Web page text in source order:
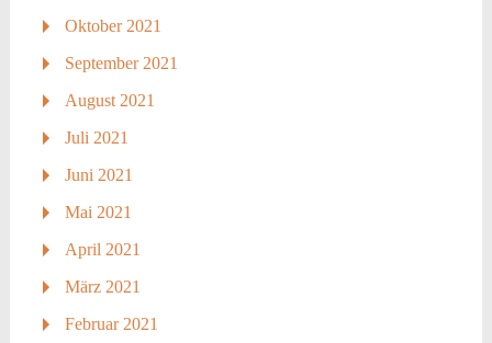
Oktober 2021
September 2021
August 2021
Juli 2021
Juni 2021
Mai 2021
April 2021
März 2021
Februar 2021